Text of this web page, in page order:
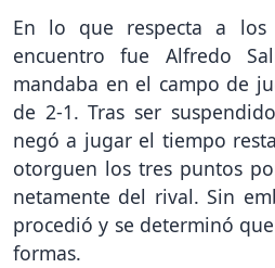
En lo que respecta a los
encuentro fue Alfredo
mandaba en el campo de
de 2-1. Tras ser
negó a jugar el tiempo
otorguen los tres puntos
netamente del rival. Sin
procedió y se determinó
formas.